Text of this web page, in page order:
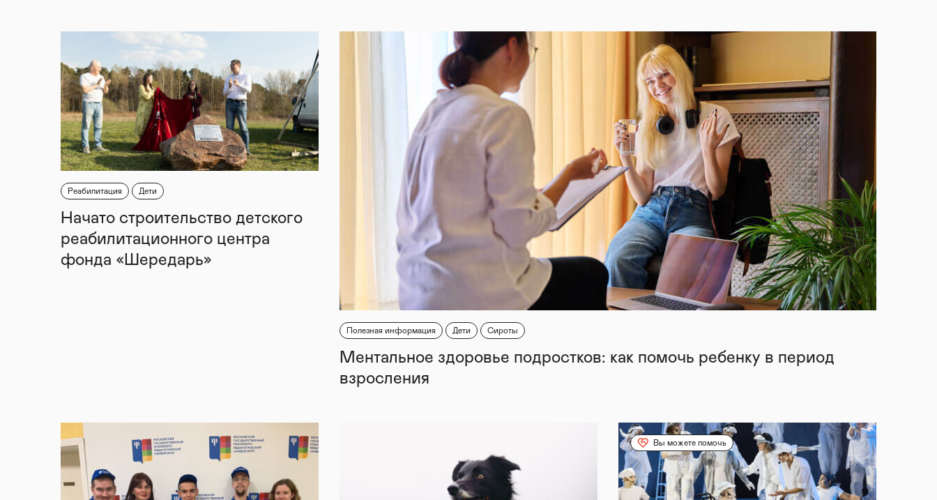
Реабилитация Дети
Начато строительство детского
реабилитационного центра
фонда «Шередарь»
Полезная информация Дети Сироты
Ментальное здоровье подростков: как помочь ребенку в период
взросления
Вы можете помочь